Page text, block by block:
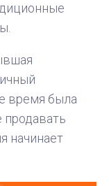
время была
продавать
начинает